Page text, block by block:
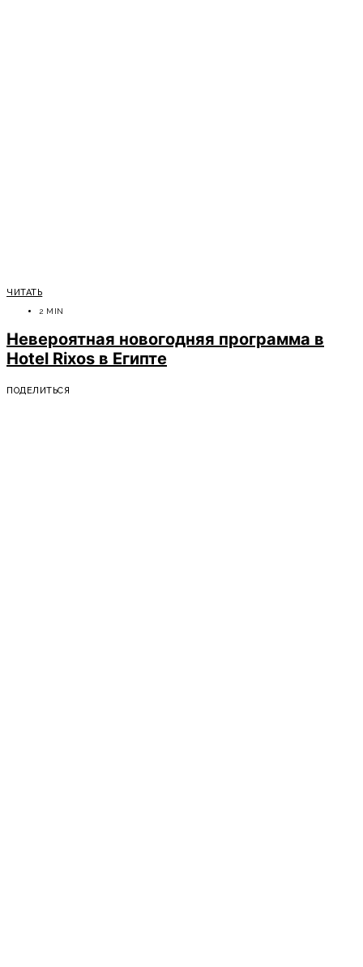
ЧИТАТЬ
2 MIN
Невероятная новогодняя программа в
Hotel Rixos в Египте
ПОДЕЛИТЬСЯ